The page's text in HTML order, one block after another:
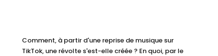
Comment, à partir d'une reprise de musique sur
TikTok, une révolte s'est-elle créée ? En quoi, par le